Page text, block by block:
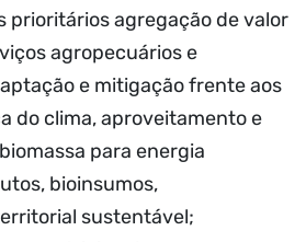
prioritários agregação de valor
agropecuários e
e mitigação frente aos
do clima, aproveitamento e
para energia
bioinsumos,
sustentável;